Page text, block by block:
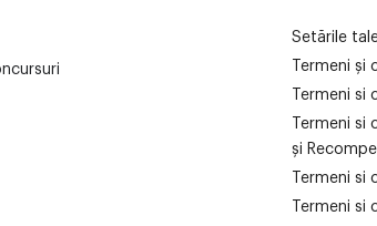
Setările
Termeni și
Termeni si
Termeni
și
Termeni
Termeni